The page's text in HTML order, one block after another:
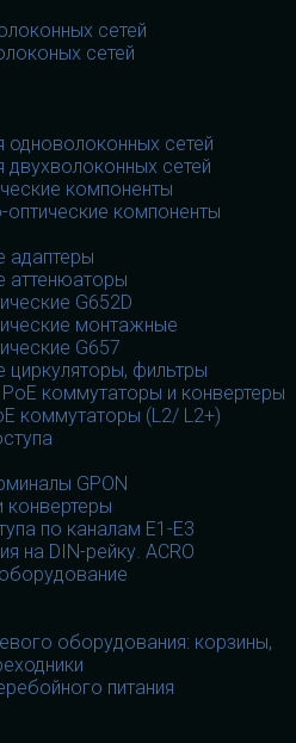
сетей
сетей
одноволоконных сетей
двухволоконных сетей
компоненты
компоненты
адаптеры
аттенюаторы
G652D
монтажные
G657
циркуляторы, фильтры
коммутаторы и конвертеры
коммутаторы (L2/ L2+)
GPON
по каналам E1-E3
на DIN-рейку. ACRO
оборудования: корзины,
питания